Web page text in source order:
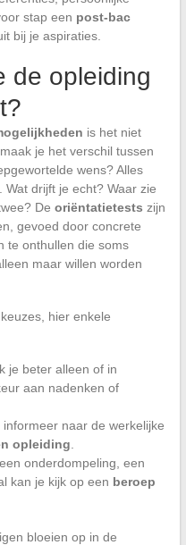
stap een post-bac
bij je aspiraties.
de opleiding
is het niet
je het verschil tussen
wens? Alles
drijft je echt? Waar zie
De oriëntatietests zijn
gevoed door concrete
te onthullen die soms
maar willen worden
hier enkele
je beter alleen of in
aan nadenken of
informeer naar de werkelijke
opleiding
onderdompeling, een
kan je kijk op een beroep
bloeien op in de